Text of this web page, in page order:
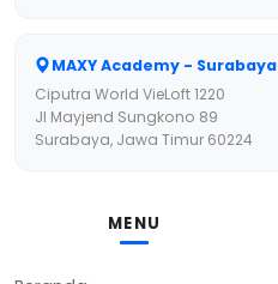
MAXY Academy - Surabaya
Ciputra World VieLoft 1220
Jl Mayjend Sungkono 89
Surabaya, Jawa Timur 60224
MENU